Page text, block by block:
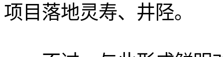
项目落地灵寿、井陉。